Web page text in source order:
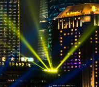
曦小编将
站定制提
处，帮助
价值。...